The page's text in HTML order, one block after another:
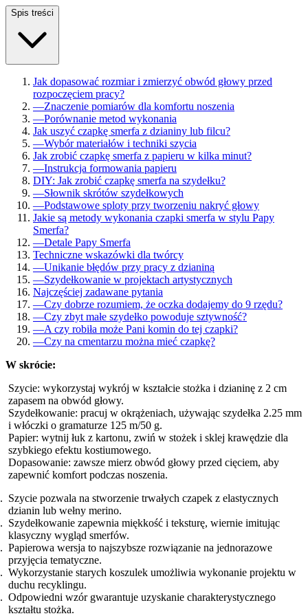
Spis treści
Jak dopasować rozmiar i zmierzyć obwód głowy przed
rozpoczęciem pracy?
—Znaczenie pomiarów dla komfortu noszenia
—Porównanie metod wykonania
Jak uszyć czapkę smerfa z dzianiny lub filcu?
—Wybór materiałów i techniki szycia
Jak zrobić czapkę smerfa z papieru w kilka minut?
—Instrukcja formowania papieru
DIY: Jak zrobić czapkę smerfa na szydełku?
—Słownik skrótów szydełkowych
—Podstawowe sploty przy tworzeniu nakryć głowy
Jakie są metody wykonania czapki smerfa w stylu Papy
Smerfa?
—Detale Papy Smerfa
Techniczne wskazówki dla twórcy
—Unikanie błędów przy pracy z dzianiną
—Szydełkowanie w projektach artystycznych
Najczęściej zadawane pytania
—Czy dobrze rozumiem, że oczka dodajemy do 9 rzędu?
—Czy zbyt małe szydełko powoduje sztywność?
—A czy robiła może Pani komin do tej czapki?
—Czy na cmentarzu można mieć czapkę?
W skrócie:
Szycie: wykorzystaj wykrój w kształcie stożka i dzianinę z 2 cm
zapasem na obwód głowy.
Szydełkowanie: pracuj w okrążeniach, używając szydełka 2.25 mm
i włóczki o gramaturze 125 m/50 g.
Papier: wytnij łuk z kartonu, zwiń w stożek i sklej krawędzie dla
szybkiego efektu kostiumowego.
Dopasowanie: zawsze mierz obwód głowy przed cięciem, aby
zapewnić komfort podczas noszenia.
Szycie pozwala na stworzenie trwałych czapek z elastycznych
dzianin lub wełny merino.
Szydełkowanie zapewnia miękkość i teksturę, wiernie imitując
klasyczny wygląd smerfów.
Papierowa wersja to najszybsze rozwiązanie na jednorazowe
przyjęcia tematyczne.
Wykorzystanie starych koszulek umożliwia wykonanie projektu w
duchu recyklingu.
Odpowiedni wzór gwarantuje uzyskanie charakterystycznego
kształtu stożka.